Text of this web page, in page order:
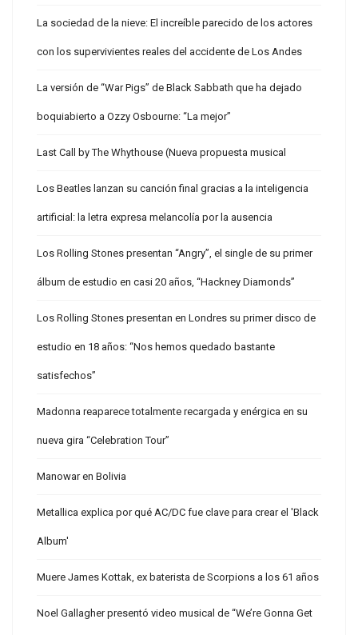
La sociedad de la nieve: El increíble parecido de los actores
con los supervivientes reales del accidente de Los Andes
La versión de “War Pigs” de Black Sabbath que ha dejado
boquiabierto a Ozzy Osbourne: “La mejor”
Last Call by The Whythouse (Nueva propuesta musical
Los Beatles lanzan su canción final gracias a la inteligencia
artificial: la letra expresa melancolía por la ausencia
Los Rolling Stones presentan “Angry”, el single de su primer
álbum de estudio en casi 20 años, “Hackney Diamonds”
Los Rolling Stones presentan en Londres su primer disco de
estudio en 18 años: “Nos hemos quedado bastante
satisfechos”
Madonna reaparece totalmente recargada y enérgica en su
nueva gira “Celebration Tour”
Manowar en Bolivia
Metallica explica por qué AC/DC fue clave para crear el 'Black
Album'
Muere James Kottak, ex baterista de Scorpions a los 61 años
Noel Gallagher presentó video musical de “We’re Gonna Get